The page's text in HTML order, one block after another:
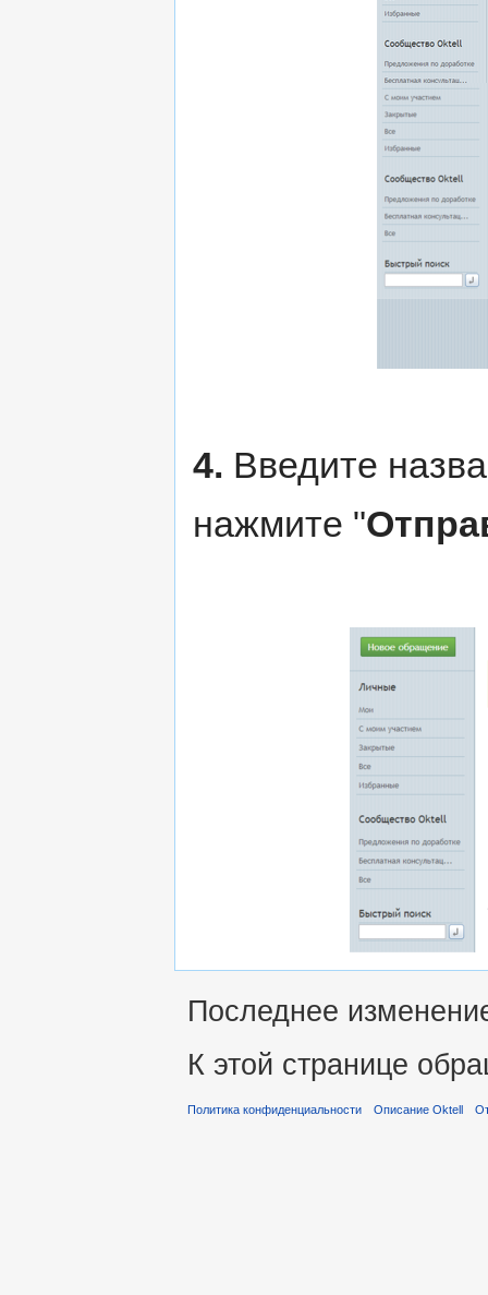
4. Введите
нажмите "
Последнее
К этой странице
Политика конфиденциальности Описание Oktell